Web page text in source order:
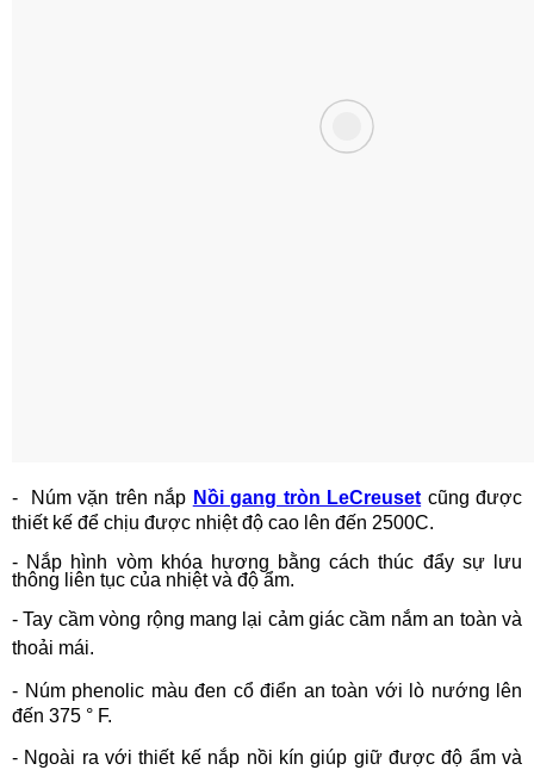
- Núm vặn trên nắp Nồi gang tròn LeCreuset cũng được
thiết kế để chịu được nhiệt độ cao lên đến 2500C.
- Nắp hình vòm khóa hương bằng cách thúc đẩy sự lưu
thông liên tục của nhiệt và độ ẩm.
-Tay cầm vòng rộng mang lại cảm giác cầm nắm an toàn và
thoải mái.
- Núm phenolic màu đen cổ điển an toàn với lò nướng lên
đến 375 ° F.
- Ngoài ra với thiết kế nắp nồi kín giúp giữ được độ ẩm và